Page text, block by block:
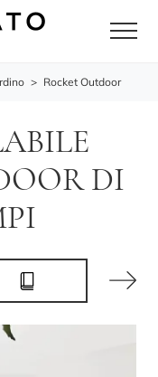
> Rocket Outdoor
DI